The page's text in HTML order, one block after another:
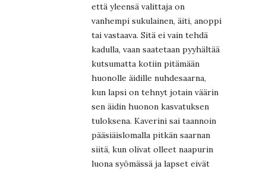
että yleensä valittaja on
vanhempi sukulainen, äiti, anoppi
tai vastaava. Sitä ei vain tehdä
kadulla, vaan saatetaan pyyhältää
kutsumatta kotiin pitämään
huonolle äidille nuhdesaarna,
kun lapsi on tehnyt jotain väärin
sen äidin huonon kasvatuksen
tuloksena. Kaverini sai taannoin
pääsiäislomalla pitkän saarnan
siitä, kun olivat olleet naapurin
luona syömässä ja lapset eivät